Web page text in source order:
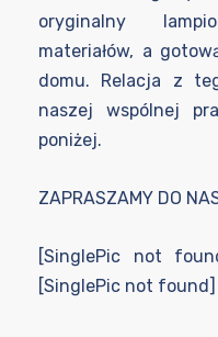
oryginalny
materiałów, a
domu. Relacja z
naszej wspólnej
poniżej.
ZAPRASZAMY DO
[SinglePic not
[SinglePic not found]